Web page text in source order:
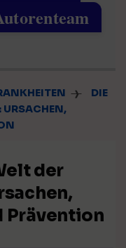
❱
DIE
URSACHEN,
der
Prävention